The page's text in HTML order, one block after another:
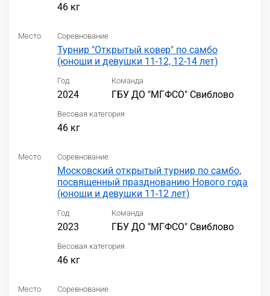
46 кг
Место Соревнование
Турнир "Открытый ковер" по самбо
(юноши и девушки 11-12, 12-14 лет)
Год
2024
Команда
ГБУ ДО "МГФСО" Свиблово
Весовая категория
46 кг
Место Соревнование
Московский открытый турнир по самбо,
посвященный празднованию Нового года
(юноши и девушки 11-12 лет)
Год
2023
Команда
ГБУ ДО "МГФСО" Свиблово
Весовая категория
46 кг
Место Соревнование